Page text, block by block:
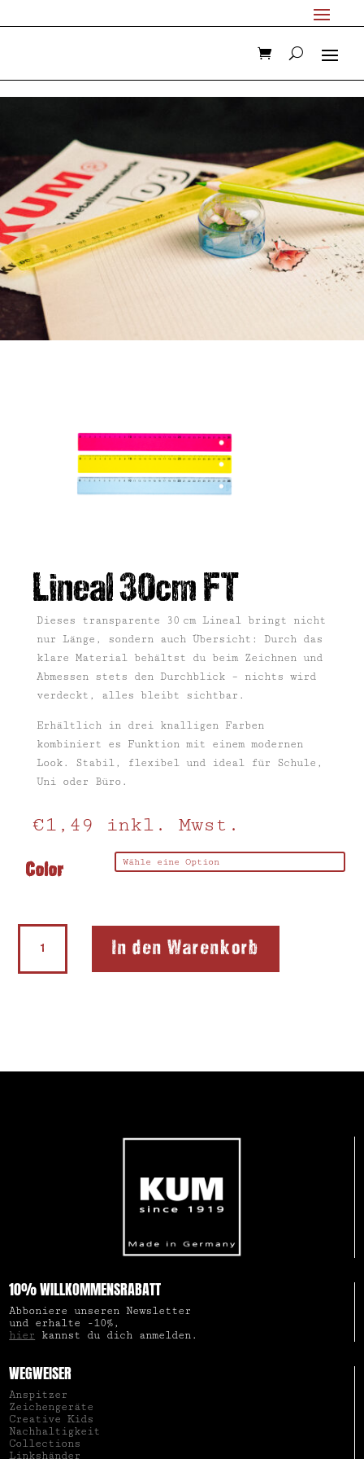
Lineal 30cm FT
Dieses transparente 30 cm Lineal bringt nicht
nur Länge, sondern auch Übersicht: Durch das
klare Material behältst du beim Zeichnen und
Abmessen stets den Durchblick – nichts wird
verdeckt, alles bleibt sichtbar.
Erhältlich in drei knalligen Farben
kombiniert es Funktion mit einem modernen
Look. Stabil, flexibel und ideal für Schule,
Uni oder Büro.
€1,49 inkl. Mwst.
Color
Lineal
30cm
FT
In den Warenkorb
10% WILLKOMMENSRABATT
Abboniere unseren Newsletter
und erhalte -10%,
hier kannst du dich anmelden.
WEGWEISER
Anspitzer
Zeichengeräte
Creative Kids
Nachhaltigkeit
Collections
Linkshänder